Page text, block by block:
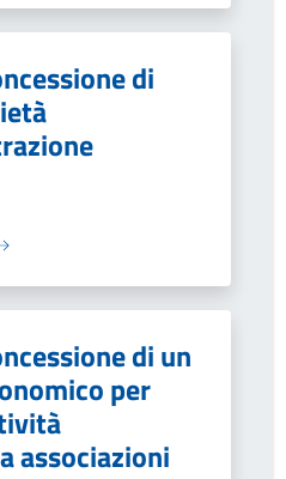
di
di un
per
associazioni